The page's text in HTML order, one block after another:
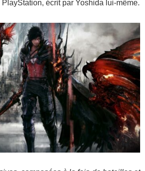
écrit par Yoshida lui-même.